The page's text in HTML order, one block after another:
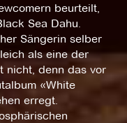
beurteilt,
Sea Dahu.
Sängerin selber
als eine der
nicht, denn das vor
«White
erregt.